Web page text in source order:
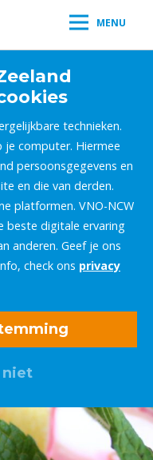
MENU
technieken.
je computer. Hiermee
persoonsgegevens en
en die van derden.
platformen. VNO-NCW
beste digitale ervaring
anderen. Geef je ons
check ons privacy
niet